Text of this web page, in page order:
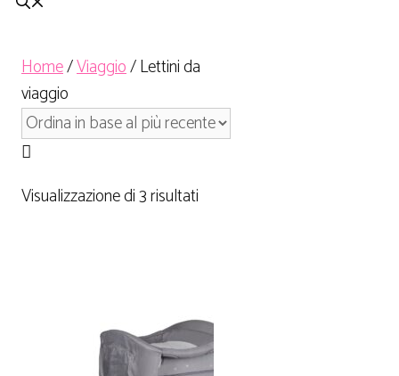
Home/Viaggio/ Lettini da
viaggio
Visualizzazione di 3 risultati